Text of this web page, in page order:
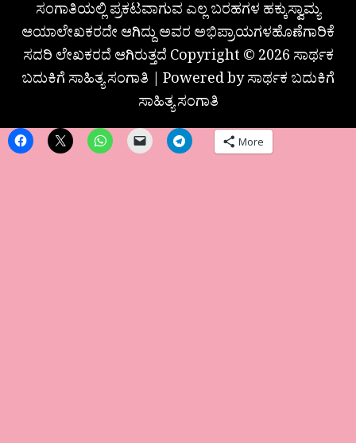
ಸಂಗಾತಿಯಲ್ಲಿ ಪ್ರಕಟವಾಗುವ ಎಲ್ಲ ಬರಹಗಳ ಹಕ್ಕುಸ್ವಾಮ್ಯ
ಆಯಾಲೇಖಕರದೇ ಆಗಿದ್ದು ಅವರ ಅಭಿಪ್ರಾಯಗಳಹೊಣೆಗಾರಿಕೆ
ಸದರಿ ಲೇಖಕರದೆ ಆಗಿರುತ್ತದೆ Copyright © 2026 ಸಾರ್ಥಕ
ಬದುಕಿಗೆ ಸಾಹಿತ್ಯ ಸಂಗಾತಿ | Powered by ಸಾರ್ಥಕ ಬದುಕಿಗೆ
ಸಾಹಿತ್ಯ ಸಂಗಾತಿ
More